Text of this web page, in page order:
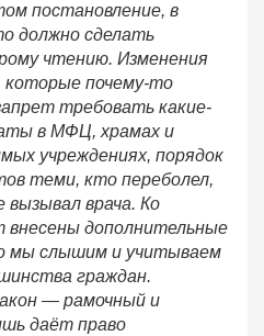
постановление, в
должно сделать
чтению. Изменения
почему-то
требовать какие-
в МФЦ, храмах и
учреждениях, порядок
теми, кто переболел,
врача. Ко
дополнительные
мы слышим и учитываем
граждан.
— рамочный и
даёт право